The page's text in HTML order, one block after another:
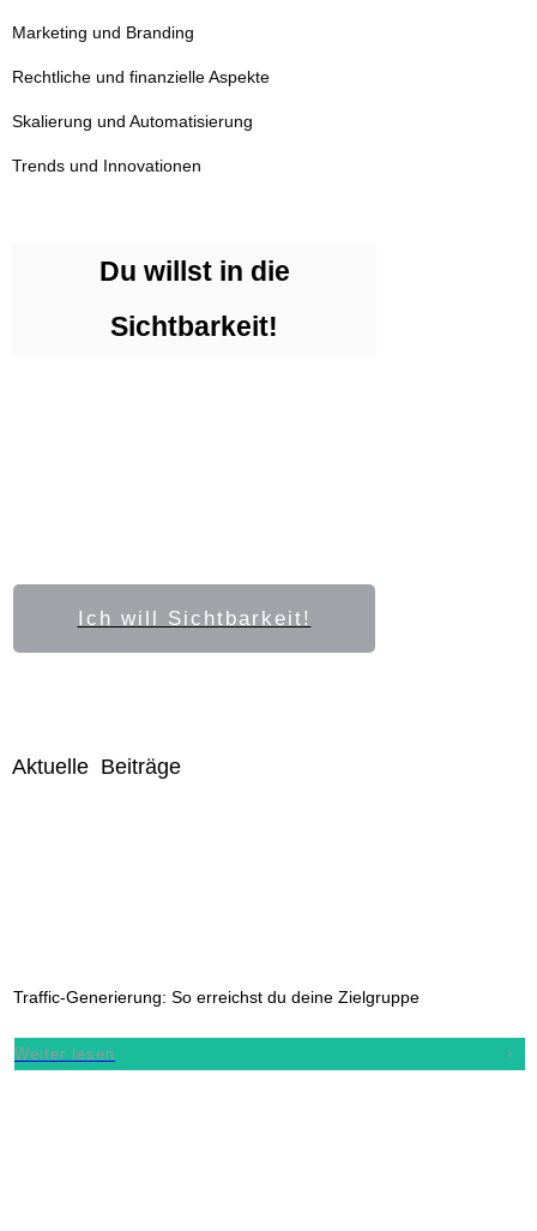
Marketing und Branding
Rechtliche und finanzielle Aspekte
Skalierung und Automatisierung
Trends und Innovationen
Du willst in die
Sichtbarkeit!
Ich will Sichtbarkeit!
Aktuelle Beiträge
Traffic-Generierung: So erreichst du deine Zielgruppe
Weiter lesen